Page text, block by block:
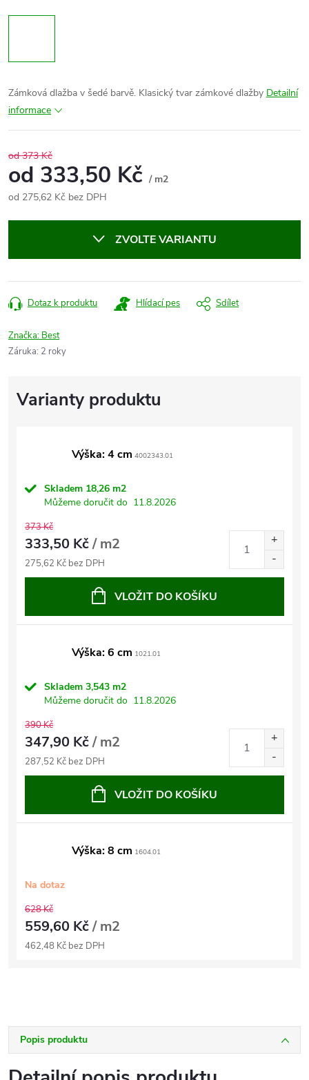
Zámková dlažba v šedé barvě. Klasický tvar zámkové dlažby Detailní
informace
od 373 Kč
od 333,50 Kč / m2
od 275,62 Kč bez DPH
ZVOLTE VARIANTU
Dotaz k produktu Hlídací pes Sdílet
Značka: Best
Záruka: 2 roky
Výška: 4 cm 4002343.01
Skladem 18,26 m2
Můžeme doručit do 11.8.2026
373 Kč
333,50 Kč/ m2
275,62 Kč bez DPH
VLOŽIT DO KOŠÍKU
Výška: 6 cm 1021.01
Skladem 3,543 m2
Můžeme doručit do 11.8.2026
390 Kč
347,90 Kč/ m2
287,52 Kč bez DPH
VLOŽIT DO KOŠÍKU
Výška: 8 cm 1604.01
Na dotaz
628 Kč
559,60 Kč/ m2
462,48 Kč bez DPH
Popis produktu